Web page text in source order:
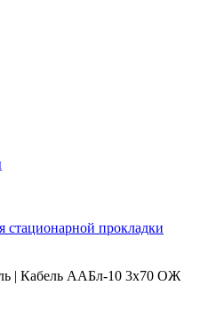
стационарной прокладки
| Кабель ААБл-10 3х70 ОЖ